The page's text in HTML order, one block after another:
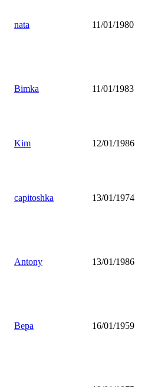
nata 11/01/1980
Bimka 11/01/1983
Kim 12/01/1986
capitoshka 13/01/1974
Antony 13/01/1986
Вера 16/01/1959